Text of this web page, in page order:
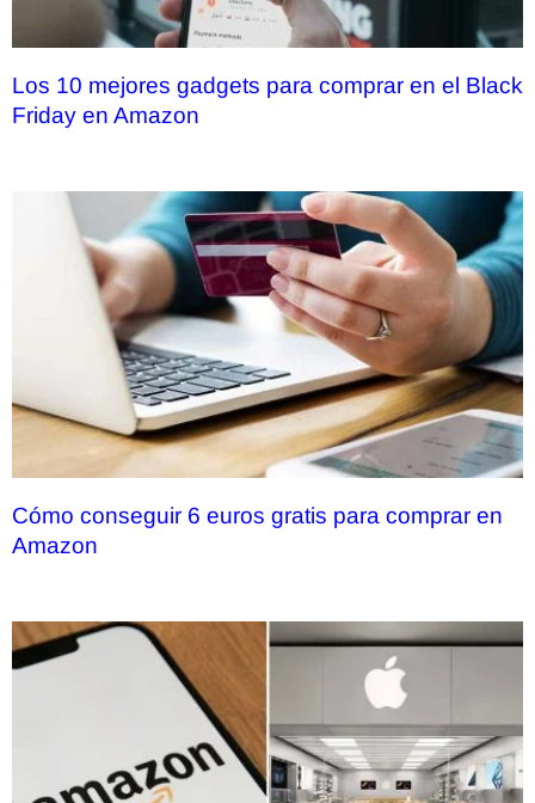
Los 10 mejores gadgets para comprar en el Black
Friday en Amazon
Cómo conseguir 6 euros gratis para comprar en
Amazon